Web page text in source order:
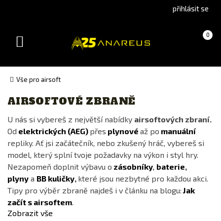
version(Slovak)
přihlásit se
Košík 0
(prázdný)
Toggle
Vše pro airsoft
Výrobce
A&K
AceTech
Action Army
AGM
ARCTURUS
ARES
ASG
AIRSOFTOVÉ ZBRANĚ
U nás si vybereš z největší nabídky airsoftových zbraní.
Od elektrických (AEG) přes plynové až po manuální
repliky. Ať jsi začátečník, nebo zkušený hráč, vybereš si
model, který splní tvoje požadavky na výkon i styl hry.
Nezapomeň doplnit výbavu o zásobníky, baterie,
plyny a BB kuličky, které jsou nezbytné pro každou akci.
Tipy pro výběr zbraně najdeš i v článku na blogu: Jak
začít s airsoftem.
Zobrazit vše